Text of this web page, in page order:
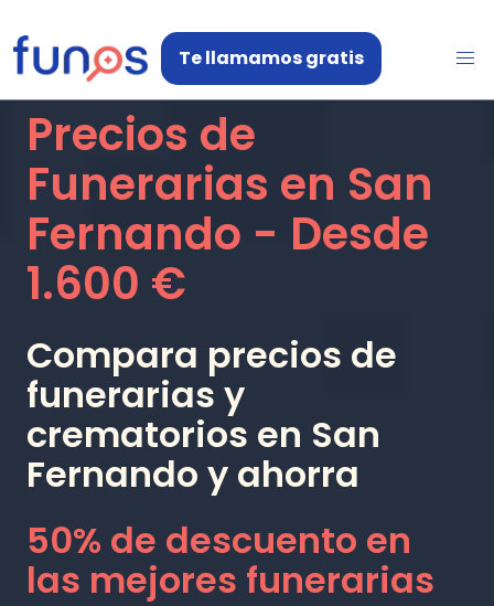
Te llamamos gratis
Precios de
Funerarias en San
Fernando - Desde
1.600 €
Compara precios de
funerarias y
crematorios en San
Fernando y ahorra
50% de descuento en
las mejores funerarias